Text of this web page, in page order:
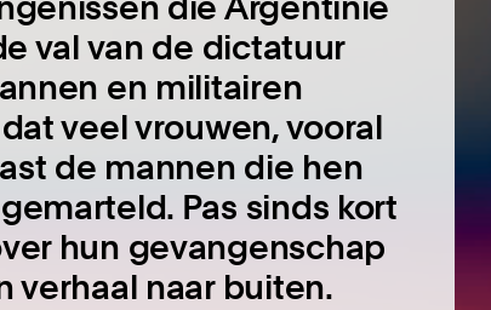
val van de dictatuur
en militairen
veel vrouwen, vooral
de mannen die hen
Pas sinds kort
hun gevangenschap
verhaal naar buiten.